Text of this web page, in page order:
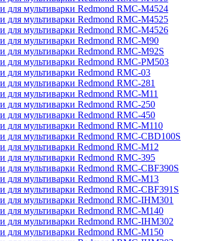
для мультиварки Redmond RMC-M4524
для мультиварки Redmond RMC-M4525
для мультиварки Redmond RMC-M4526
для мультиварки Redmond RMC-M90
для мультиварки Redmond RMC-M92S
для мультиварки Redmond RMC-PM503
для мультиварки Redmond RMC-03
для мультиварки Redmond RMC-281
для мультиварки Redmond RMC-M11
для мультиварки Redmond RMC-250
для мультиварки Redmond RMC-450
для мультиварки Redmond RMC-M110
для мультиварки Redmond RMC-CBD100S
для мультиварки Redmond RMC-M12
для мультиварки Redmond RMC-395
для мультиварки Redmond RMC-CBF390S
для мультиварки Redmond RMC-M13
для мультиварки Redmond RMC-CBF391S
для мультиварки Redmond RMC-IHM301
для мультиварки Redmond RMC-M140
для мультиварки Redmond RMC-IHM302
для мультиварки Redmond RMC-M150